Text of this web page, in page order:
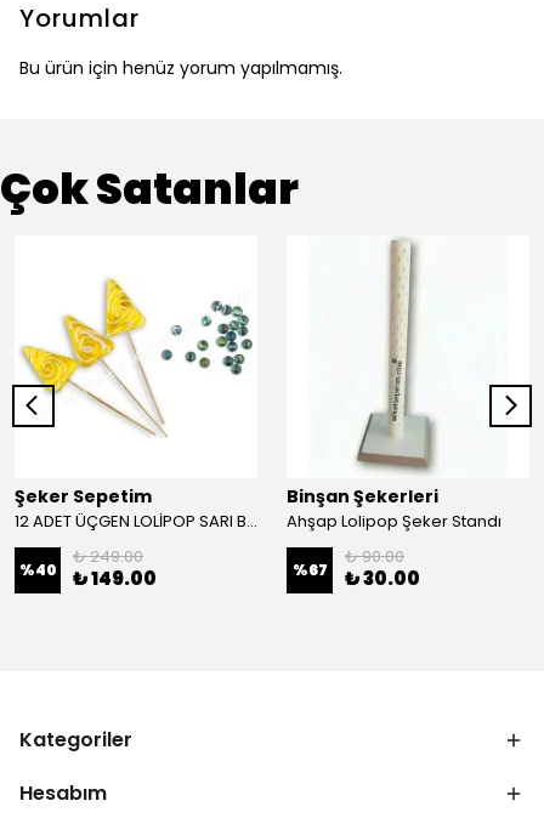
Yorumlar
Bu ürün için henüz yorum yapılmamış.
Çok Satanlar
Şeker Sepetim
12 ADET ÜÇGEN LOLİPOP SARI BEYAZ
%40
₺ 249.00
₺ 149.00
Binşan Şekerleri
Ahşap Lolipop Şeker Standı
%67
₺ 90.00
₺ 30.00
Kategoriler
Hesabım